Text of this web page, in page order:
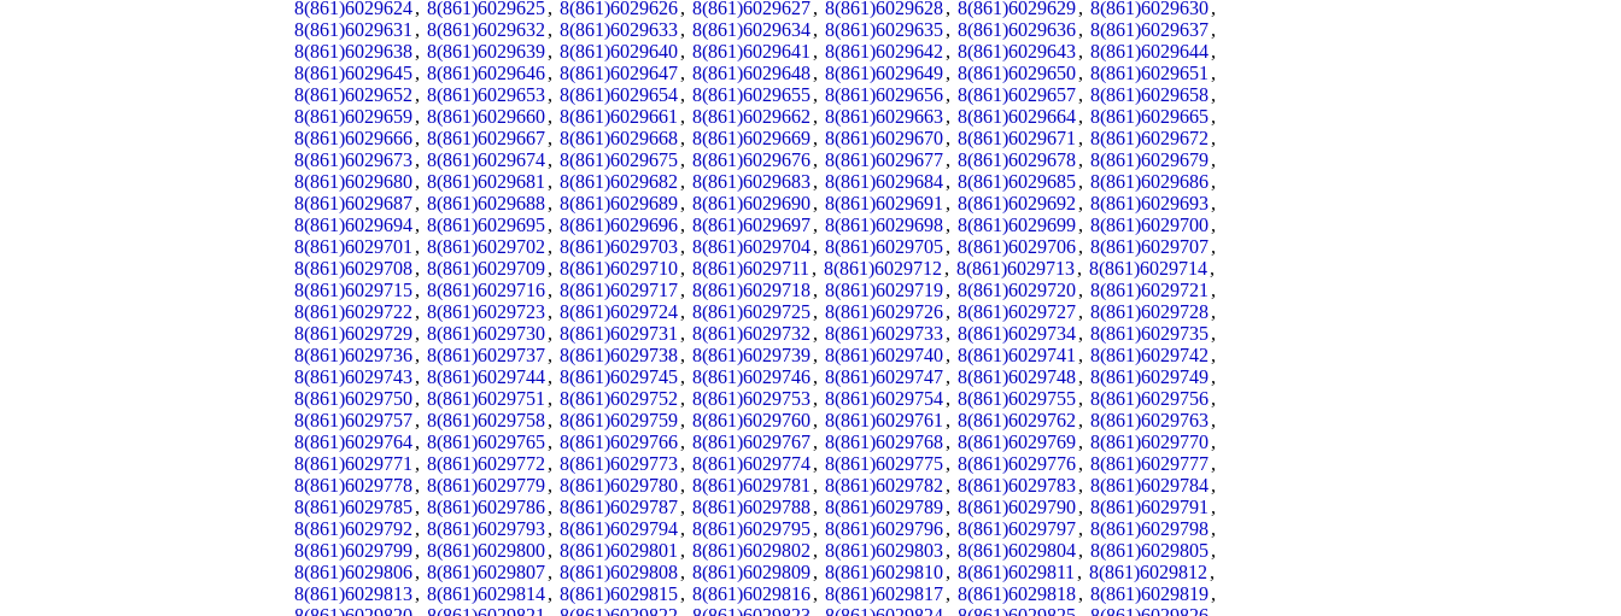
8(861)6029624, 8(861)6029625, 8(861)6029626, 8(861)6029627, 8(861)6029628, 8(861)6029629, 8(861)6029630,
8(861)6029631 , 8(861)6029632 , 8(861)6029633, 8(861)6029634, 8(861)6029635, 8(861)6029636, 8(861)6029637,
8(861)6029638, 8(861)6029639, 8(861)6029640, 8(861)6029641 , 8(861)6029642 , 8(861)6029643, 8(861)6029644,
8(861)6029645, 8(861)6029646, 8(861)6029647, 8(861)6029648, 8(861)6029649, 8(861)6029650, 8(861)6029651 ,
8(861)6029652 , 8(861)6029653, 8(861)6029654, 8(861)6029655, 8(861)6029656, 8(861)6029657, 8(861)6029658,
8(861)6029659, 8(861)6029660, 8(861)6029661 , 8(861)6029662 , 8(861)6029663, 8(861)6029664, 8(861)6029665,
8(861)6029666, 8(861)6029667, 8(861)6029668, 8(861)6029669, 8(861)6029670, 8(861)6029671 , 8(861)6029672 ,
8(861)6029673, 8(861)6029674, 8(861)6029675, 8(861)6029676, 8(861)6029677, 8(861)6029678, 8(861)6029679,
8(861)6029680, 8(861)6029681 , 8(861)6029682 , 8(861)6029683, 8(861)6029684, 8(861)6029685, 8(861)6029686,
8(861)6029687, 8(861)6029688, 8(861)6029689, 8(861)6029690, 8(861)6029691 , 8(861)6029692 , 8(861)6029693,
8(861)6029694, 8(861)6029695, 8(861)6029696, 8(861)6029697, 8(861)6029698, 8(861)6029699, 8(861)6029700,
8(861)6029701 , 8(861)6029702 , 8(861)6029703, 8(861)6029704, 8(861)6029705, 8(861)6029706, 8(861)6029707,
8(861)6029708, 8(861)6029709, 8(861)6029710, 8(861)6029711 , 8(861)6029712 , 8(861)6029713, 8(861)6029714,
8(861)6029715, 8(861)6029716, 8(861)6029717, 8(861)6029718, 8(861)6029719, 8(861)6029720, 8(861)6029721 ,
8(861)6029722 , 8(861)6029723, 8(861)6029724, 8(861)6029725, 8(861)6029726, 8(861)6029727, 8(861)6029728,
8(861)6029729, 8(861)6029730, 8(861)6029731 , 8(861)6029732 , 8(861)6029733, 8(861)6029734, 8(861)6029735,
8(861)6029736, 8(861)6029737, 8(861)6029738, 8(861)6029739, 8(861)6029740, 8(861)6029741 , 8(861)6029742 ,
8(861)6029743, 8(861)6029744, 8(861)6029745, 8(861)6029746, 8(861)6029747, 8(861)6029748, 8(861)6029749,
8(861)6029750, 8(861)6029751 , 8(861)6029752 , 8(861)6029753, 8(861)6029754, 8(861)6029755, 8(861)6029756,
8(861)6029757, 8(861)6029758, 8(861)6029759, 8(861)6029760, 8(861)6029761 , 8(861)6029762 , 8(861)6029763,
8(861)6029764, 8(861)6029765, 8(861)6029766, 8(861)6029767, 8(861)6029768, 8(861)6029769, 8(861)6029770,
8(861)6029771 , 8(861)6029772 , 8(861)6029773, 8(861)6029774, 8(861)6029775, 8(861)6029776, 8(861)6029777,
8(861)6029778, 8(861)6029779, 8(861)6029780, 8(861)6029781 , 8(861)6029782 , 8(861)6029783, 8(861)6029784,
8(861)6029785, 8(861)6029786, 8(861)6029787, 8(861)6029788, 8(861)6029789, 8(861)6029790, 8(861)6029791 ,
8(861)6029792 , 8(861)6029793, 8(861)6029794, 8(861)6029795, 8(861)6029796, 8(861)6029797, 8(861)6029798,
8(861)6029799, 8(861)6029800, 8(861)6029801 , 8(861)6029802 , 8(861)6029803, 8(861)6029804, 8(861)6029805,
8(861)6029806, 8(861)6029807, 8(861)6029808, 8(861)6029809, 8(861)6029810, 8(861)6029811 , 8(861)6029812 ,
8(861)6029813, 8(861)6029814, 8(861)6029815, 8(861)6029816, 8(861)6029817, 8(861)6029818, 8(861)6029819,